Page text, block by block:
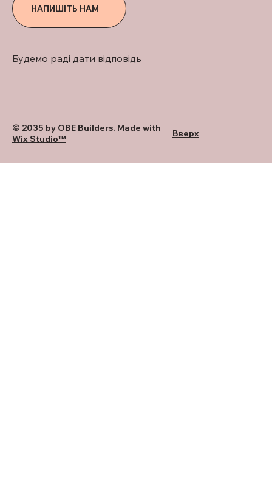
Будемо раді дати відповідь
НАПИШІТЬ НАМ
© 2035 by OBE Builders. Made with
Wix Studio™
Вверх